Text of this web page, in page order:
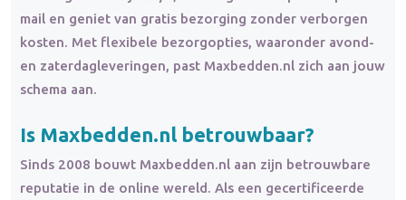
mail en geniet van gratis bezorging zonder verborgen
kosten. Met flexibele bezorgopties, waaronder avond-
en zaterdagleveringen, past Maxbedden.nl zich aan jouw
schema aan.
Is Maxbedden.nl betrouwbaar?
Sinds 2008 bouwt Maxbedden.nl aan zijn betrouwbare
reputatie in de online wereld. Als een gecertificeerde